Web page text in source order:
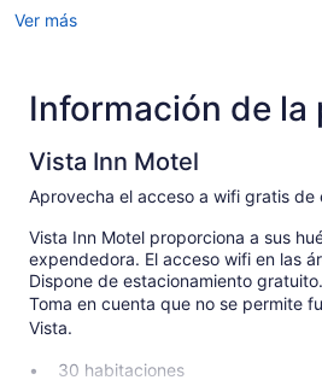
Ver más
Información de la
Vista Inn Motel
Aprovecha el acceso a wifi gratis de
Vista Inn Motel proporciona a sus
expendedora. El acceso wifi en las
Dispone de estacionamiento gratuito.
Toma en cuenta que no se permite
Vista.
30 habitaciones